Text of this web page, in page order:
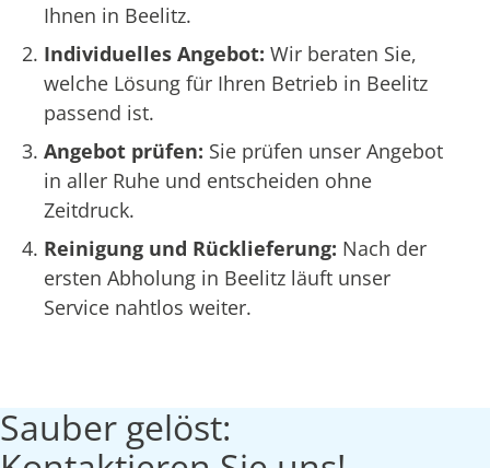
Ihnen in Beelitz.
Individuelles Angebot: Wir beraten Sie,
welche Lösung für Ihren Betrieb in Beelitz
passend ist.
Angebot prüfen: Sie prüfen unser Angebot
in aller Ruhe und entscheiden ohne
Zeitdruck.
Reinigung und Rücklieferung: Nach der
ersten Abholung in Beelitz läuft unser
Service nahtlos weiter.
Sauber gelöst: